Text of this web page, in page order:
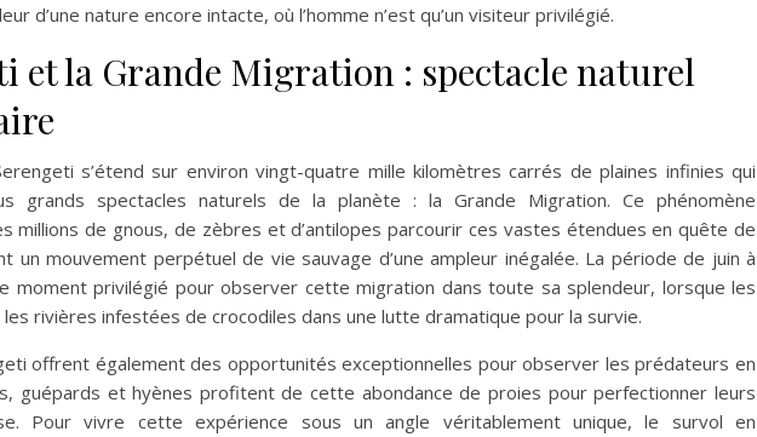
d’une nature encore intacte, où l’homme n’est qu’un visiteur privilégié.
et la Grande Migration : spectacle naturel
s’étend sur environ vingt-quatre mille kilomètres carrés de plaines infinies qui
grands spectacles naturels de la planète : la Grande Migration. Ce phénomène
millions de gnous, de zèbres et d’antilopes parcourir ces vastes étendues en quête de
un mouvement perpétuel de vie sauvage d’une ampleur inégalée. La période de juin à
moment privilégié pour observer cette migration dans toute sa splendeur, lorsque les
rivières infestées de crocodiles dans une lutte dramatique pour la survie.
offrent également des opportunités exceptionnelles pour observer les prédateurs en
guépards et hyènes profitent de cette abondance de proies pour perfectionner leurs
Pour vivre cette expérience sous un angle véritablement unique, le survol en